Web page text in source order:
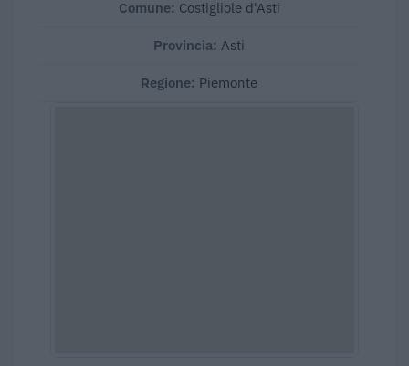
Comune: Costigliole d'Asti
Provincia: Asti
Regione: Piemonte